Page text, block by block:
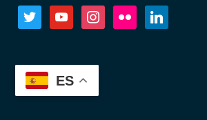
twitter youtube instagramflickr
ES